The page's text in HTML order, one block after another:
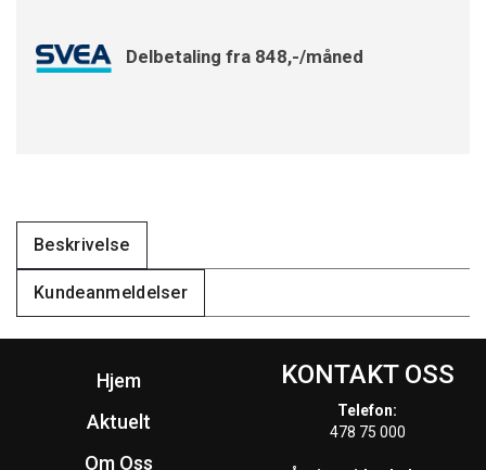
Delbetaling fra 848,-/måned
Beskrivelse
Kundeanmeldelser
Hjem
Aktuelt
Om Oss
KONTAKT OSS
Telefon:
478 75 000